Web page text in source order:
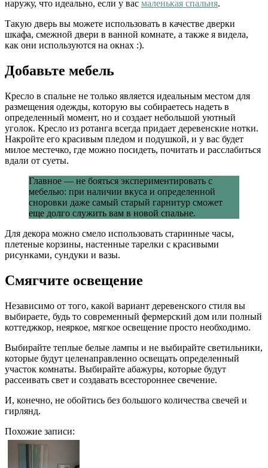
наружу, что идеально, если у вас маленькая спальня.
Такую дверь вы можете использовать в качестве дверки
шкафа, смежной двери в ванной комнате, а также я видела,
как они используются на окнах :).
Добавьте мебель
Кресло в спальне не только является идеальным местом для
размещения одежды, которую вы собираетесь надеть в
определенный момент, но и создает небольшой уютный
уголок. Кресло из ротанга всегда придает деревенские нотки.
Накройте его красивым пледом и подушкой, и у вас будет
милое местечко, где можно посидеть, почитать и расслабиться
вдали от суеты.
Главное — не бояться экспериментировать с
мебелью: при наличии вкуса и определенной
сноровки даже самый старый гарнитур сможет
еще долго служить вам в новой спальне.
Для декора можно смело использовать старинные часы,
плетеные корзины, настенные тарелки с красивыми
рисунками, сундуки и вазы.
Смягчите освещение
Независимо от того, какой вариант деревенского стиля вы
выбираете, будь то современный фермерский дом или полный
коттеджкор, неяркое, мягкое освещение просто необходимо.
Выбирайте теплые белые лампы и не выбирайте светильники,
которые будут целенаправленно освещать определенный
участок комнаты. Выбирайте абажуры, которые будут
рассеивать свет и создавать всестороннее свечение.
И, конечно, не обойтись без большого количества свечей и
гирлянд.
Похожие записи: